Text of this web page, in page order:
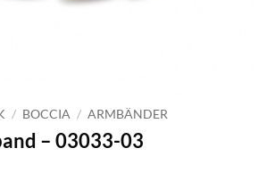
/ BOCCIA / ARMBÄNDER
– 03033-03